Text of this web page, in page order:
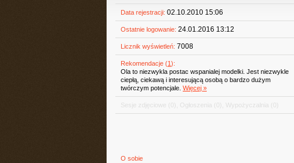
Data rejestracji: 02.10.2010 15:06
Ostatnie logowanie: 24.01.2016 13:12
Licznik wyświetleń: 7008
Rekomendacje (1):
Ola to niezwykla postac wspanialej modelki. Jest niezwykle
ciepłą, ciekawą i interesującą osobą o bardzo dużym
twórczym potencjale. Więcej »
Sesje zdjęciowe (0) Ogłoszenia (0) Wypożyczalnia (0)
O sobie